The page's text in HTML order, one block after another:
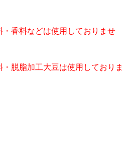
香料などは使用しておりませ
脱脂加工大豆は使用しておりま